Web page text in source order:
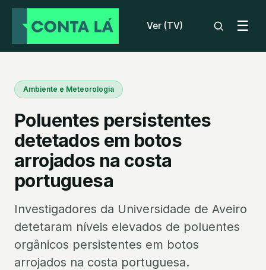
Ver (TV) ☰
Ambiente e Meteorologia
Poluentes persistentes
detetados em botos
arrojados na costa
portuguesa
Investigadores da Universidade de Aveiro
detetaram níveis elevados de poluentes
orgânicos persistentes em botos
arrojados na costa portuguesa.